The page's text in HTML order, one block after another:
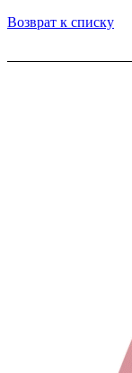
Возврат к списку